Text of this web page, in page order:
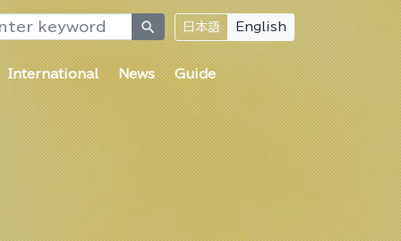
search 日本語 English
International News Guide